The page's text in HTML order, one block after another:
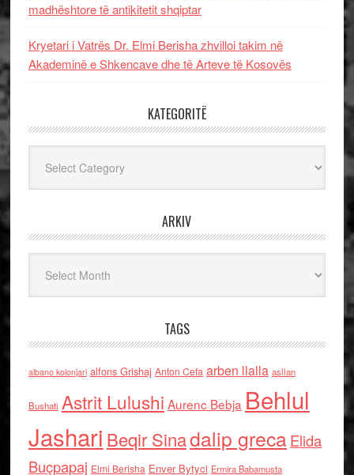
madhështore të antikitetit shqiptar
Kryetari i Vatrës Dr. Elmi Berisha zhvilloi takim në
Akademinë e Shkencave dhe të Arteve të Kosovës
KATEGORITË
ARKIV
TAGS
albano kolonjari alfons Grishaj Anton Cefa arben llalla asllan
Bushati Astrit Lulushi Aurenc Bebja Behlul
Jashari Beqir Sinadalip grecaElida
Buçpapaj Elmi Berisha Enver Bytyci Ermira Babamusta